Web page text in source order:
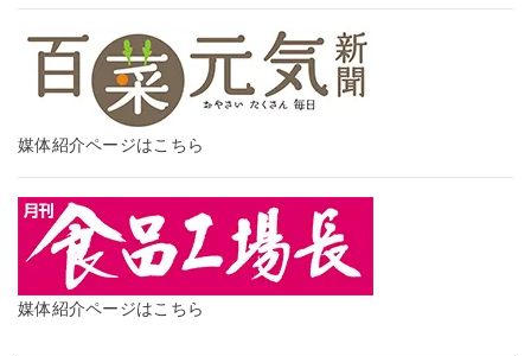
媒体紹介ページはこちら
媒体紹介ページはこちら